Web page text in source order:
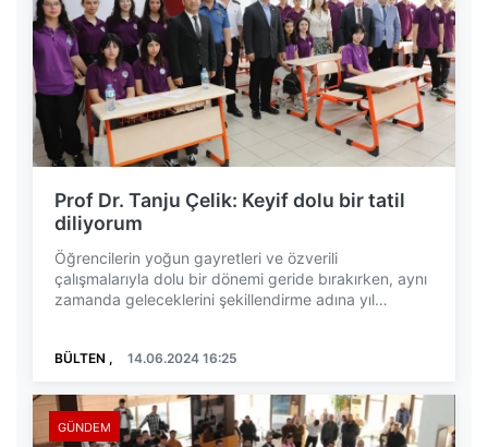
Prof Dr. Tanju Çelik: Keyif dolu bir tatil
diliyorum
Öğrencilerin yoğun gayretleri ve özverili
çalışmalarıyla dolu bir dönemi geride bırakırken, aynı
zamanda geleceklerini şekillendirme adına yıl
BÜLTEN , 14.06.2024 16:25
GÜNDEM